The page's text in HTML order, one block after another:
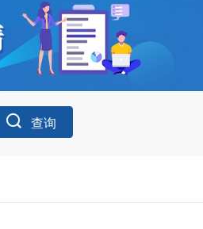
查询